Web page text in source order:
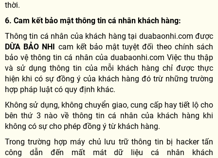
thời.
6. Cam kết bảo mật thông tin cá nhân khách hàng:
Thông tin cá nhân của khách hàng tại duabaonhi.com được
DỪA BẢO NHI cam kết bảo mật tuyệt đối theo chính sách
bảo vệ thông tin cá nhân của duabaonhi.com Việc thu thập
và sử dụng thông tin của mỗi khách hàng chỉ được thực
hiện khi có sự đồng ý của khách hàng đó trừ những trường
hợp pháp luật có quy định khác.
Không sử dụng, không chuyển giao, cung cấp hay tiết lộ cho
bên thứ 3 nào về thông tin cá nhân của khách hàng khi
không có sự cho phép đồng ý từ khách hàng.
Trong trường hợp máy chủ lưu trữ thông tin bị hacker tấn
công dẫn đến mất mát dữ liệu cá nhân khách